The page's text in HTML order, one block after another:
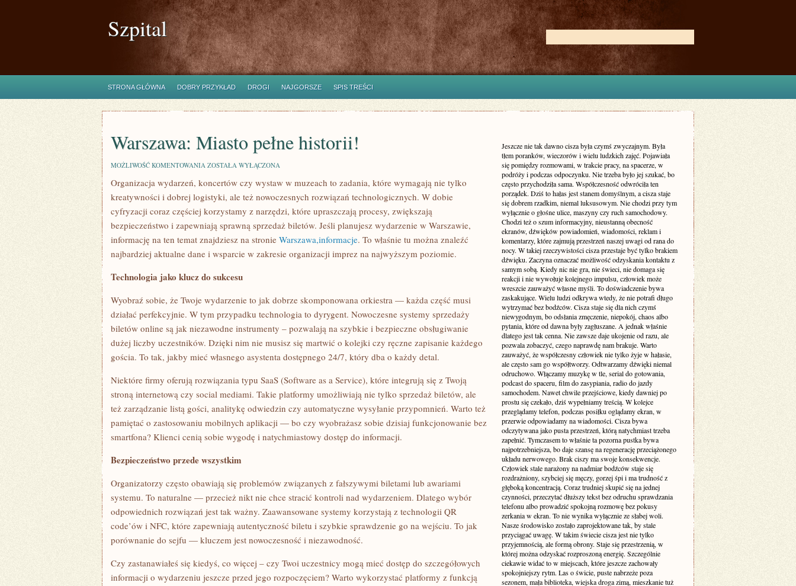
Szpital
STRONA GŁÓWNA DOBRY PRZYKŁAD DROGI NAJGORSZE SPIS TREŚCI
Warszawa: Miasto pełne historii!
MOŻLIWOŚĆ KOMENTOWANIA WARSZAWA:
PEŁNE
ZOSTAŁA WYŁĄCZONA
Organizacja wydarzeń, koncertów czy wystaw w muzeach to zadania, które wymagają nie tylko
kreatywności i dobrej logistyki, ale też nowoczesnych rozwiązań technologicznych. W dobie
cyfryzacji coraz częściej korzystamy z narzędzi, które upraszczają procesy, zwiększają
bezpieczeństwo i zapewniają sprawną sprzedaż biletów. Jeśli planujesz wydarzenie w Warszawie,
informację na ten temat znajdziesz na stronie Warszawa,informacje. To właśnie tu można znaleźć
najbardziej aktualne dane i wsparcie w zakresie organizacji imprez na najwyższym poziomie.
Technologia jako klucz do sukcesu
Wyobraź sobie, że Twoje wydarzenie to jak dobrze skomponowana orkiestra — każda część musi
działać perfekcyjnie. W tym przypadku technologia to dyrygent. Nowoczesne systemy sprzedaży
biletów online są jak niezawodne instrumenty – pozwalają na szybkie i bezpieczne obsługiwanie
dużej liczby uczestników. Dzięki nim nie musisz się martwić o kolejki czy ręczne zapisanie każdego
gościa. To tak, jakby mieć własnego asystenta dostępnego 24/7, który dba o każdy detal.
Niektóre firmy oferują rozwiązania typu SaaS (Software as a Service), które integrują się z Twoją
stroną internetową czy social mediami. Takie platformy umożliwiają nie tylko sprzedaż biletów, ale
też zarządzanie listą gości, analitykę odwiedzin czy automatyczne wysyłanie przypomnień. Warto też
pamiętać o zastosowaniu mobilnych aplikacji — bo czy wyobrażasz sobie dzisiaj funkcjonowanie bez
smartfona? Klienci cenią sobie wygodę i natychmiastowy dostęp do informacji.
Bezpieczeństwo przede wszystkim
Organizatorzy często obawiają się problemów związanych z fałszywymi biletami lub awariami
systemu. To naturalne — przecież nikt nie chce stracić kontroli nad wydarzeniem. Dlatego wybór
odpowiednich rozwiązań jest tak ważny. Zaawansowane systemy korzystają z technologii QR
code’ów i NFC, które zapewniają autentyczność biletu i szybkie sprawdzenie go na wejściu. To jak
porównanie do sejfu — kluczem jest nowoczesność i niezawodność.
Czy zastanawiałeś się kiedyś, co więcej – czy Twoi uczestnicy mogą mieć dostęp do szczegółowych
informacji o wydarzeniu jeszcze przed jego rozpoczęciem? Warto wykorzystać platformy z funkcją
Jeszcze nie tak dawno cisza była czymś zwyczajnym. Była
tłem poranków, wieczorów i wielu ludzkich zajęć. Pojawiała
się pomiędzy rozmowami, w trakcie pracy, na spacerze, w
podróży i podczas odpoczynku. Nie trzeba było jej szukać, bo
często przychodziła sama. Współczesność odwróciła ten
porządek. Dziś to hałas jest stanem domyślnym, a cisza staje
się dobrem rzadkim, niemal luksusowym. Nie chodzi przy tym
wyłącznie o głośne ulice, maszyny czy ruch samochodowy.
Chodzi też o szum informacyjny, nieustanną obecność
ekranów, dźwięków powiadomień, wiadomości, reklam i
komentarzy, które zajmują przestrzeń naszej uwagi od rana do
nocy. W takiej rzeczywistości cisza przestaje być tylko brakiem
dźwięku. Zaczyna oznaczać możliwość odzyskania kontaktu z
samym sobą. Kiedy nic nie gra, nie świeci, nie domaga się
reakcji i nie wywołuje kolejnego impulsu, człowiek może
wreszcie zauważyć własne myśli. To doświadczenie bywa
zaskakujące. Wielu ludzi odkrywa wtedy, że nie potrafi długo
wytrzymać bez bodźców. Cisza staje się dla nich czymś
niewygodnym, bo odsłania zmęczenie, niepokój, chaos albo
pytania, które od dawna były zagłuszane. A jednak właśnie
dlatego jest tak cenna. Nie zawsze daje ukojenie od razu, ale
pozwala zobaczyć, czego naprawdę nam brakuje. Warto
zauważyć, że współczesny człowiek nie tylko żyje w hałasie,
ale często sam go współtworzy. Odtwarzamy dźwięki niemal
odruchowo. Włączamy muzykę w tle, serial do gotowania,
podcast do spaceru, film do zasypiania, radio do jazdy
samochodem. Nawet chwile przejściowe, kiedy dawniej po
prostu się czekało, dziś wypełniamy treścią. W kolejce
przeglądamy telefon, podczas posiłku oglądamy ekran, w
przerwie odpowiadamy na wiadomości. Cisza bywa
odczytywana jako pusta przestrzeń, którą natychmiast trzeba
zapełnić. Tymczasem to właśnie ta pozorna pustka bywa
najpotrzebniejsza, bo daje szansę na regenerację przeciążonego
układu nerwowego. Brak ciszy ma swoje konsekwencje.
Człowiek stale narażony na nadmiar bodźców staje się
rozdrażniony, szybciej się męczy, gorzej śpi i ma trudność z
głęboką koncentracją. Coraz trudniej skupić się na jednej
czynności, przeczytać dłuższy tekst bez odruchu sprawdzania
telefonu albo prowadzić spokojną rozmowę bez pokusy
zerkania w ekran. To nie wynika wyłącznie ze słabej woli.
Nasze środowisko zostało zaprojektowane tak, by stale
przyciągać uwagę. W takim świecie cisza jest nie tylko
przyjemnością, ale formą obrony. Staje się przestrzenią, w
której można odzyskać rozproszoną energię. Szczególnie
ciekawie widać to w miejscach, które jeszcze zachowały
spokojniejszy rytm. Las o świcie, puste nabrzeże poza
sezonem, mała biblioteka, wiejska droga zimą, mieszkanie tuż